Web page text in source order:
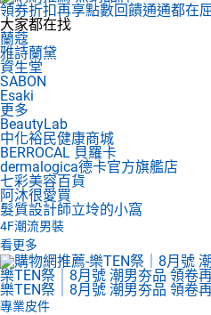
領券折扣再享點數回饋通通都在
大家都在找
蘭蔻
雅詩蘭黛
資生堂
SABON
Esaki
更多
BeautyLab
中化裕民健康商城
BERROCAL 貝羅卡
dermalogica德卡官方旗艦店
七彩美容百貨
阿沐很愛買
髮質設計師立坽的小窩
4F潮流男裝
看更多
樂TEN祭｜8月號 潮男夯品 領卷
樂TEN祭｜8月號 潮男夯品 領卷
專業皮件